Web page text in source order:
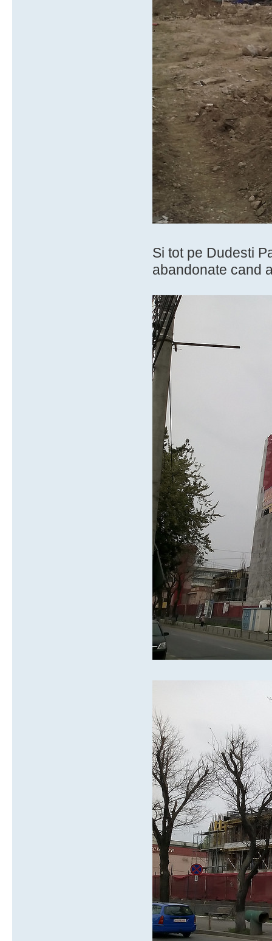
Si tot pe Dudesti
abandonate cand